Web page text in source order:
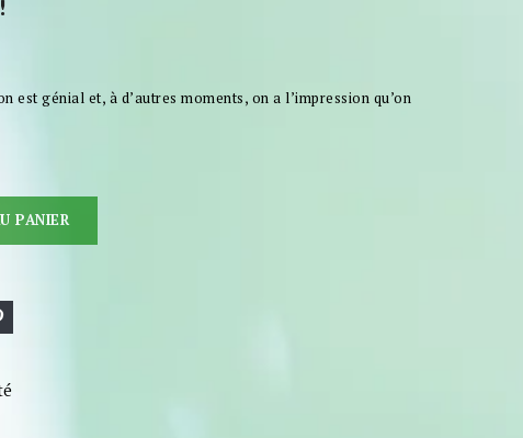
est génial et, à d’autres moments, on a l’impression qu’on
PANIER